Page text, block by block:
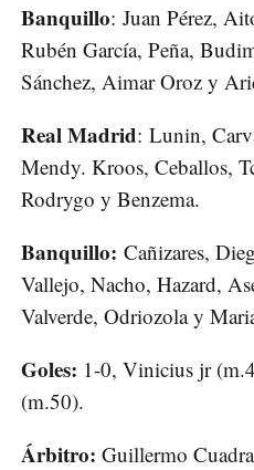
Banquillo: Juan Pérez,
Rubén García, Peña,
Sánchez, Aimar Oroz y
Real Madrid: Lunin,
Mendy. Kroos, Ceballos,
Rodrygo y Benzema.
Banquillo: Cañizares,
Vallejo, Nacho, Hazard,
Valverde, Odriozola y
Goles: 1-0, Vinicius jr
(m.50).
Árbitro: Guillermo